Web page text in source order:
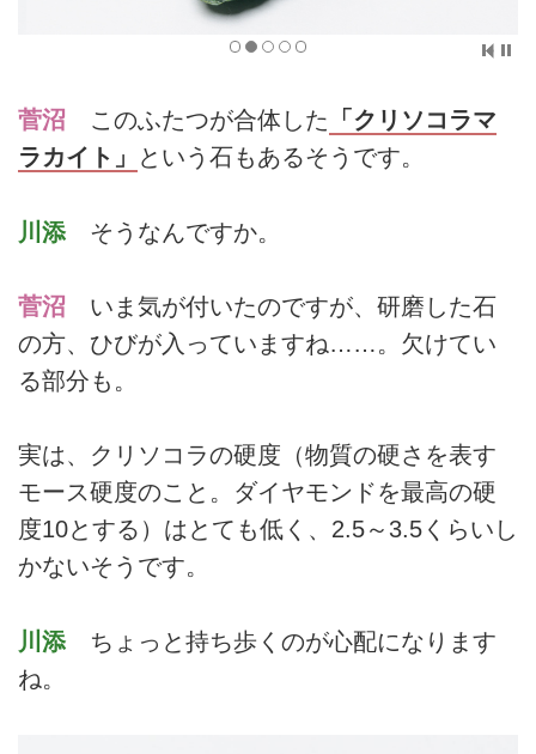
菅沼 このふたつが合体した 「クリソコラマ
ラカイト」
という石もあるそうです。
川添 そうなんですか。
菅沼 いま気が付いたのですが、研磨した石
の方、ひびが入っていますね……。欠けてい
る部分も。
実は、クリソコラの硬度（物質の硬さを表す
モース硬度のこと。ダイヤモンドを最高の硬
度10とする）はとても低く、2.5～3.5くらいし
かないそうです。
川添 ちょっと持ち歩くのが心配になります
ね。